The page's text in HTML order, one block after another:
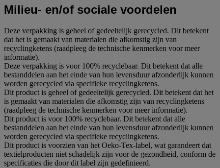
Milieu- en/of sociale voordelen
Deze verpakking is geheel of gedeeltelijk gerecycled. Dit betekent
dat het is gemaakt van materialen die afkomstig zijn van
recyclingketens (raadpleeg de technische kenmerken voor meer
informatie).
Deze verpakking is voor 100% recyclebaar. Dit betekent dat alle
bestanddelen aan het einde van hun levensduur afzonderlijk kunnen
worden gerecycled via specifieke recyclingketens.
Dit product is geheel of gedeeltelijk gerecycled. Dit betekent dat het
is gemaakt van materialen die afkomstig zijn van recyclingketens
(raadpleeg de technische kenmerken voor meer informatie).
Dit product is voor 100% recyclebaar. Dit betekent dat alle
bestanddelen aan het einde van hun levensduur afzonderlijk kunnen
worden gerecycled via specifieke recyclingketens.
Dit product is voorzien van het Oeko-Tex-label, wat garandeert dat
textielproducten niet schadelijk zijn voor de gezondheid, conform de
specificaties die door dit label zijn gedefinieerd.